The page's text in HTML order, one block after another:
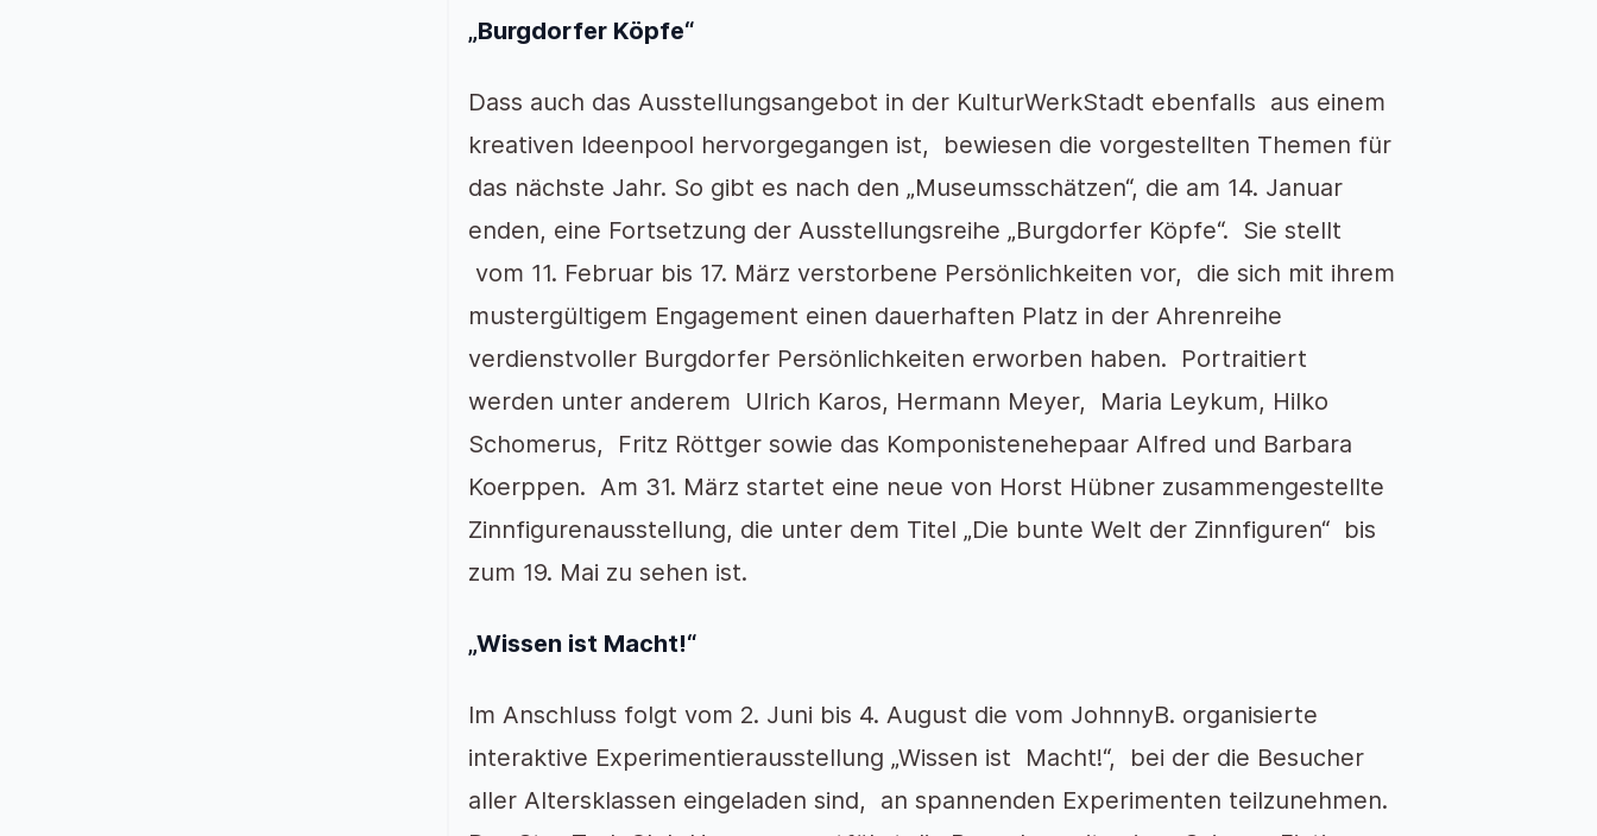
„Burgdorfer Köpfe“
Dass auch das Ausstellungsangebot in der KulturWerkStadt ebenfalls aus einem
kreativen Ideenpool hervorgegangen ist, bewiesen die vorgestellten Themen für
das nächste Jahr. So gibt es nach den „Museumsschätzen“, die am 14. Januar
enden, eine Fortsetzung der Ausstellungsreihe „Burgdorfer Köpfe“. Sie stellt
vom 11. Februar bis 17. März verstorbene Persönlichkeiten vor, die sich mit ihrem
mustergültigem Engagement einen dauerhaften Platz in der Ahrenreihe
verdienstvoller Burgdorfer Persönlichkeiten erworben haben. Portraitiert
werden unter anderem Ulrich Karos, Hermann Meyer, Maria Leykum, Hilko
Schomerus, Fritz Röttger sowie das Komponistenehepaar Alfred und Barbara
Koerppen. Am 31. März startet eine neue von Horst Hübner zusammengestellte
Zinnfigurenausstellung, die unter dem Titel „Die bunte Welt der Zinnfiguren“ bis
zum 19. Mai zu sehen ist.
„Wissen ist Macht!“
Im Anschluss folgt vom 2. Juni bis 4. August die vom JohnnyB. organisierte
interaktive Experimentierausstellung „Wissen ist Macht!“, bei der die Besucher
aller Altersklassen eingeladen sind, an spannenden Experimenten teilzunehmen.